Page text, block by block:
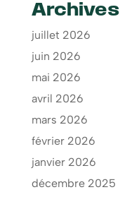
Archives
juillet 2026
juin 2026
mai 2026
avril 2026
mars 2026
février 2026
janvier 2026
décembre 2025